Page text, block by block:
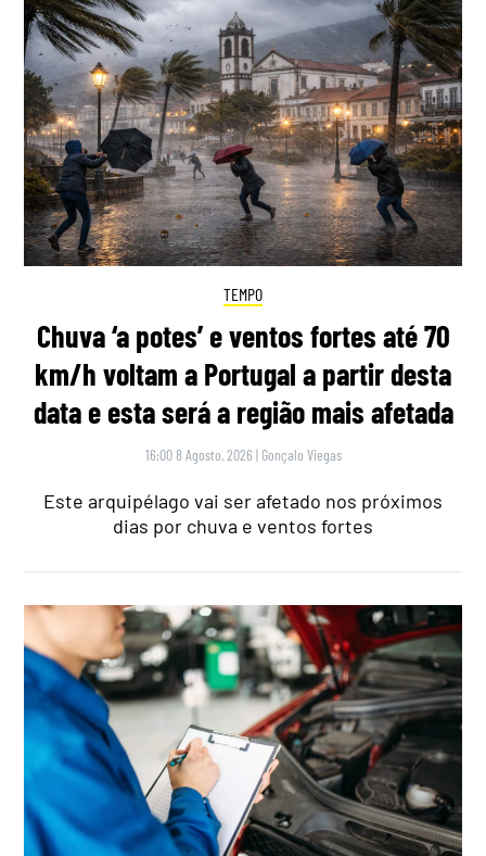
TEMPO
Chuva ‘a potes’ e ventos fortes até 70
km/h voltam a Portugal a partir desta
data e esta será a região mais afetada
16:00 8 Agosto, 2026 | Gonçalo Viegas
Este arquipélago vai ser afetado nos próximos
dias por chuva e ventos fortes